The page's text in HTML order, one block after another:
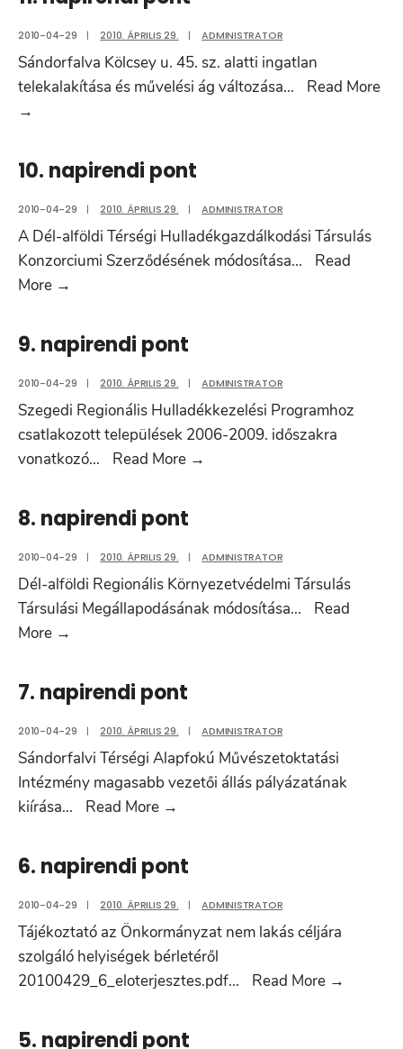
2010-04-29 | 2010. ÁPRILIS 29. | ADMINISTRATOR
Sándorfalva Kölcsey u. 45. sz. alatti ingatlan
telekalakítása és művelési ág változása...
Read More
→
pont
10. napirendi pont
2010-04-29 | 2010. ÁPRILIS 29. | ADMINISTRATOR
A Dél-alföldi Térségi Hulladékgazdálkodási Társulás
Konzorciumi Szerződésének módosítása...
Read
More →
pont
9. napirendi pont
2010-04-29 | 2010. ÁPRILIS 29. | ADMINISTRATOR
Szegedi Regionális Hulladékkezelési Programhoz
csatlakozott települések 2006-2009. időszakra
vonatkozó... Read More →
8. napirendi pont
2010-04-29 | 2010. ÁPRILIS 29. | ADMINISTRATOR
Dél-alföldi Regionális Környezetvédelmi Társulás
Társulási Megállapodásának módosítása...
Read
More →
pont
7. napirendi pont
2010-04-29 | 2010. ÁPRILIS 29. | ADMINISTRATOR
Sándorfalvi Térségi Alapfokú Művészetoktatási
Intézmény magasabb vezetői állás pályázatának
kiírása... Read More →
pont
6. napirendi pont
2010-04-29 | 2010. ÁPRILIS 29. | ADMINISTRATOR
Tájékoztató az Önkormányzat nem lakás céljára
szolgáló helyiségek bérletéről
20100429_6_eloterjesztes.pdf... Read More →
5. napirendi pont